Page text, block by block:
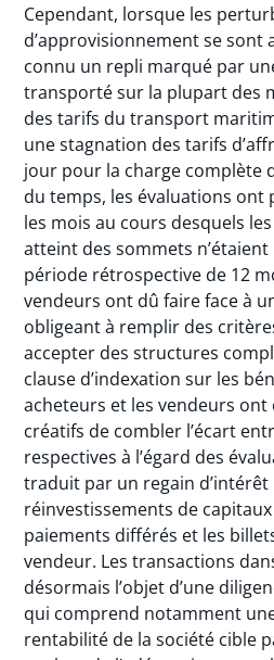
Cependant, lorsque les
d’approvisionnement se sont
connu un repli marqué par
transporté sur la plupart des
des tarifs du transport
une stagnation des tarifs
jour pour la charge complète
du temps, les évaluations
les mois au cours desquels
atteint des sommets
période rétrospective de 12
vendeurs ont dû faire face à
obligeant à remplir des
accepter des structures
clause d’indexation sur les
acheteurs et les vendeurs ont
créatifs de combler l’écart
respectives à l’égard des
traduit par un regain d’intérêt
réinvestissements de
paiements différés et les
vendeur. Les transactions
désormais l’objet d’une
qui comprend notamment
rentabilité de la société cible